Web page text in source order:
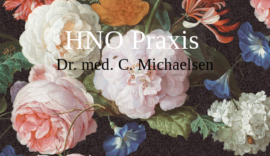
HNO Praxis
Dr. med. C. Michaelsen